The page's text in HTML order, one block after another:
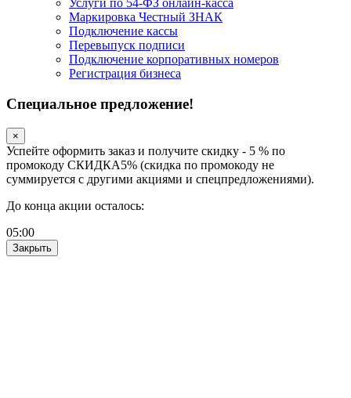
Услуги по 54-ФЗ онлайн-касса
Маркировка Честный ЗНАК
Подключение кассы
Перевыпуск подписи
Подключение корпоративных номеров
Регистрация бизнеса
Специальное предложение!
×
Успейте оформить заказ и получите скидку - 5 % по
промокоду СКИДКА5% (скидка по промокоду не
суммируется с другими акциями и спецпредложениями).
До конца акции осталось:
05:00
Закрыть